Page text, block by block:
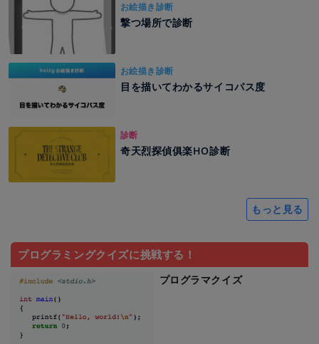
お絵描き診断
撃つ場所で診断
お絵描き診断
目を描いてわかるサイコパス度
診断
奇天烈探偵俱楽HO診断
もっと見る
プログラミングクイズに挑戦する！
プログラマクイズ